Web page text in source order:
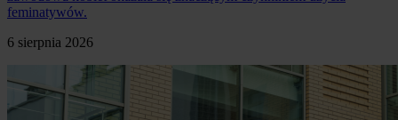
feminatywów.
6 sierpnia 2026